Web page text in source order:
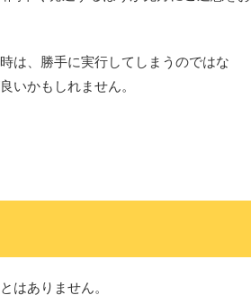
は、勝手に実行してしまうのではな
いかもしれません。
はありません。